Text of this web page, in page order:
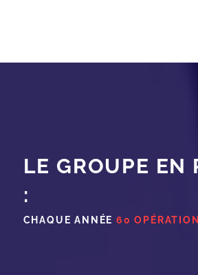
LE GROUPE EN
:
CHAQUE ANNÉE 60